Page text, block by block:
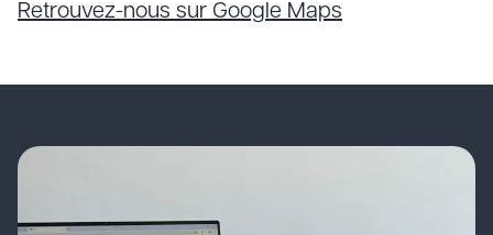
Retrouvez-nous sur Google Maps